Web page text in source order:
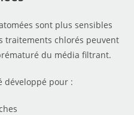
sont plus sensibles
traitements chlorés peuvent
du média filtrant.
développé pour :